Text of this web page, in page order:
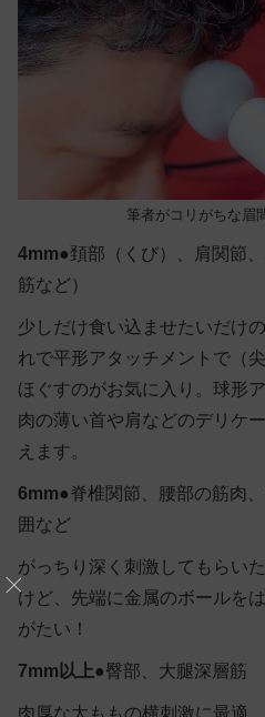
筆者がコリがちな眉
4mm●頚部（くび）、肩関節
筋など）
少しだけ食い込ませたいだけ
れで平形アタッチメントで（
ほぐすのがお気に入り。球形
肉の薄い首や肩などのデリケ
えます。
6mm●脊椎関節、腰部の筋肉
囲など
がっちり深く刺激してもらい
けど、先端に金属のボールを
がたい！
7mm以上●臀部、大腿深層筋